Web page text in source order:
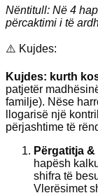
Nëntitull: Në 4
përcaktimi i të
⚠️ Kujdes:
Kujdes: kurth
patjetër
familje). Nëse
llogarisë një
përjashtime të
Përgatitja
hapësh
shifra të
Vlerësimet